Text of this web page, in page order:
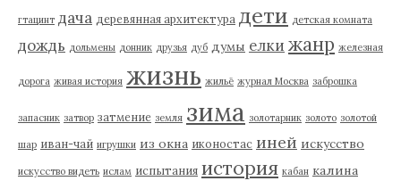
гтацинт дача деревянная архитектура дети детская комната
дождь дольмены донник друзья дуб думы елки жанр железная
дорога живая история жизнь жильё журнал Москва заброшка
запасник затвор затмение земля зима золотарник золото золотой
шар иван-чай игрушки из окна иконостас иней искусство
искусство видеть ислам испытания история кабан калина